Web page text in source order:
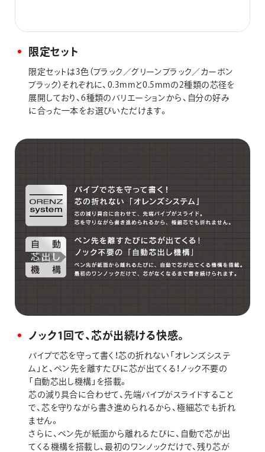
限定セット
限定セットは3色（ブラック／グリーンブラック／カーボン
ブラック）それぞれに、0.3mmと0.5mmの2種類の芯径を
展開しており、6種類のバリエーションから、自分の好み
に合った一本をお選びいただけます。
ノック1回で、芯が出続ける快感。
パイプで芯を守って書く！芯の折れない「オレンズシステ
ム」と、ペン先を離すたびに芯が出てくる！ノック不要の
「自動芯出し機構」を搭載。
芯の減り具合に合わせて、先端パイプがスライドすること
で、芯を守りながら書き進められるから、極細芯でも折れ
ません。
さらに、ペン先が紙面から離れるたびに、自動で芯が出
てくる機構を搭載し、最初のワンノックだけで、残り芯が